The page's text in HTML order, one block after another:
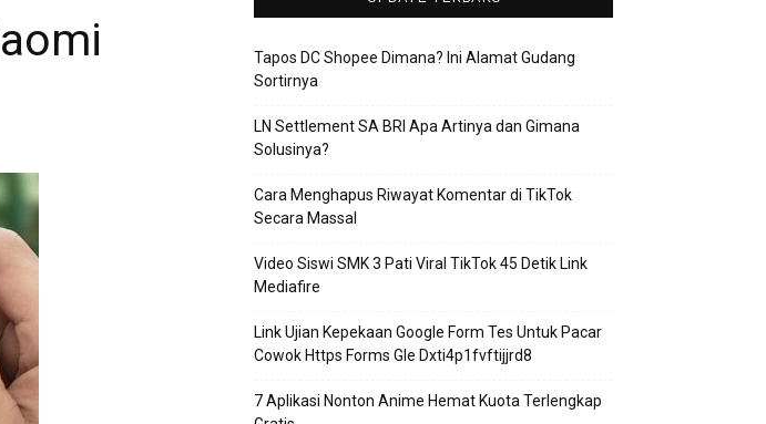
Tapos DC Shopee Dimana? Ini Alamat Gudang
Sortirnya
LN Settlement SA BRI Apa Artinya dan Gimana
Solusinya?
Cara Menghapus Riwayat Komentar di TikTok
Secara Massal
Video Siswi SMK 3 Pati Viral TikTok 45 Detik Link
Mediafire
Link Ujian Kepekaan Google Form Tes Untuk Pacar
Cowok Https Forms Gle Dxti4p1fvftijjrd8
7 Aplikasi Nonton Anime Hemat Kuota Terlengkap